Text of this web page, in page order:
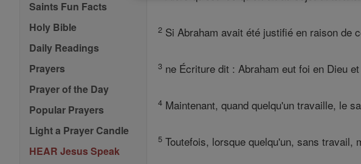
Saints Fun Facts
Holy Bible
Daily Readings
Prayers
Prayer of the Day
Popular Prayers
Light a Prayer Candle
HEAR Jesus Speak
2 Si Abraham avait été justifié en raison de
3 ne Écriture dit : Abraham eut foi en Dieu
4 Maintenant, quand quelqu'un travaille, le
5 Toutefois, lorsque quelqu'un, sans